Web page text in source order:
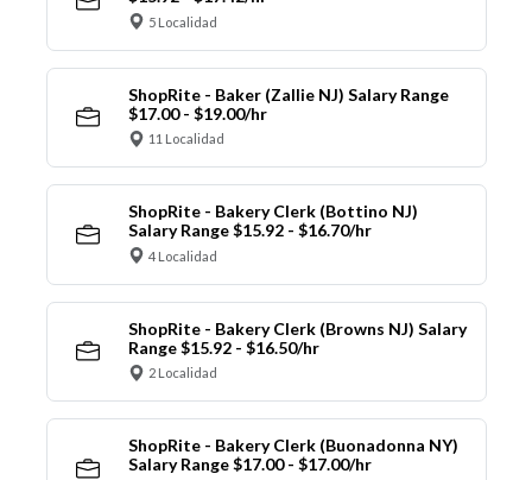
5 Localidad
ShopRite - Baker (Zallie NJ) Salary Range
$17.00 - $19.00/hr
11 Localidad
ShopRite - Bakery Clerk (Bottino NJ)
Salary Range $15.92 - $16.70/hr
4 Localidad
ShopRite - Bakery Clerk (Browns NJ) Salary
Range $15.92 - $16.50/hr
2 Localidad
ShopRite - Bakery Clerk (Buonadonna NY)
Salary Range $17.00 - $17.00/hr